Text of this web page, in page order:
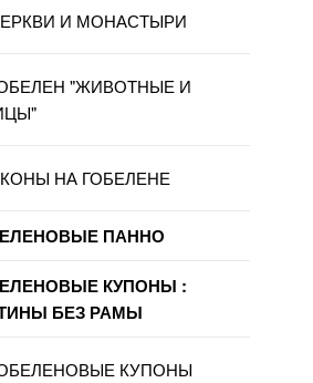
И МОНАСТЫРИ
"ЖИВОТНЫЕ И
НА ГОБЕЛЕНЕ
ПАННО
КУПОНЫ :
БЕЗ РАМЫ
КУПОНЫ